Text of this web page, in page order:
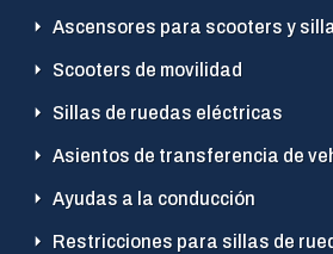
Ascensores para scooters y
Scooters de movilidad
Sillas de ruedas eléctricas
Asientos de transferencia de
Ayudas a la conducción
Restricciones para sillas de